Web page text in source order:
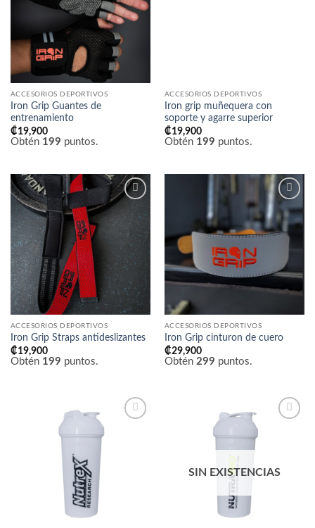
de
deseos
ACCESORIOS DEPORTIVOS
Iron Grip Guantes de
entrenamiento
₡19,900
Obtén 199 puntos.
ACCESORIOS DEPORTIVOS
Iron grip muñequera con
soporte y agarre superior
₡19,900
Obtén 199 puntos.
a la
lista
de
deseos
ACCESORIOS DEPORTIVOS
Iron Grip Straps antideslizantes
₡19,900
Obtén 199 puntos.
Añadir
a la
lista
de
ACCESORIOS DEPORTIVOS
Iron Grip cinturon de cuero
₡29,900
Obtén 299 puntos.
deseos
SIN EXISTENCIAS